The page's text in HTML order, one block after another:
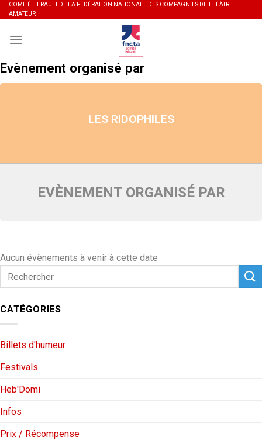
Skip
to
content
COMITÉ HÉRAULT DE LA FÉDÉRATION NATIONALE DES COMPAGNIES DE THÉÂTRE
AMATEUR
Evènement organisé par
LES RIDOPHILES
EVÈNEMENT ORGANISÉ PAR
Aucun évènements à venir à cette date
CATÉGORIES
Billets d'humeur
Festivals
Heb'Domi
Infos
Prix / Récompense